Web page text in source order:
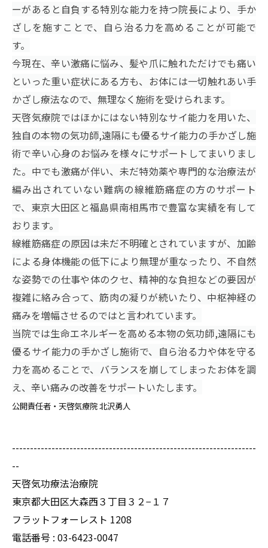
ーがあると自負する特別な能力を持つ院長により、手か
ざしを施すことで、自ら治る力を高めることが可能で
す。
今現在、辛い激痛に悩み、髪や爪に触れただけでも痛い
といった重い症状にある方も、お体には一切触れあい手
かざし療法なので、無理なく施術を受けられます。
天啓気療院ではほかにはない特別なサイ能力を用いた、
独自の本物の気功師,遠隔にも優るサイ能力の手かざし施
術で辛い心身のお悩みを様々にサポートしてまいりまし
た。中でも激痛が伴い、未だ特効薬や専門的な治療法が
編み出されていない難病の線維筋痛症の方のサポート
で、東京大田区と福島県南相馬市で豊富な実績を有して
おります。
線維筋痛症の原因は未だ不明確とされていますが、加齢
による身体機能の低下により無理が重なったり、不自然
な姿勢での仕事や体のクセ、精神的な負担などの要因が
複雑に絡み合って、筋肉の凝りが続いたり、中枢神経の
痛みを増幅させるのではと言われています。
当院では生命エネルギーを高める本物の気功師,遠隔にも
優るサイ能力の手かざし施術で、自ら治る力や体を守る
力を高めることで、バランスを崩してしまったお体を調
え、辛い痛みの改善をサポートいたします。
公開責任者・天啓気療院 北沢勇人
--------------------------------------------------------------------
--
天啓気功療法治療院
東京都大田区大森西３丁目３２−１７
フラットフォーレスト 1208
電話番号 : 03-6423-0047